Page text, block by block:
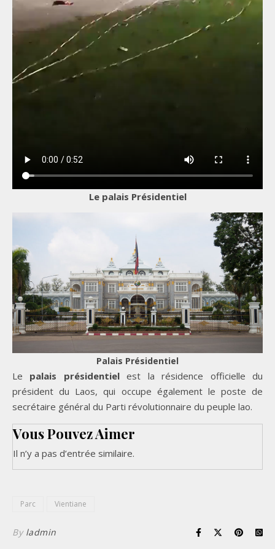
Le palais Présidentiel
Palais Présidentiel
Le palais présidentielest la résidence officielle du
président du Laos, qui occupe également le poste de
secrétaire général du Parti révolutionnaire du peuple lao.
Vous Pouvez Aimer
Il n’y a pas d’entrée similaire.
Parc Vientiane
By ladmin